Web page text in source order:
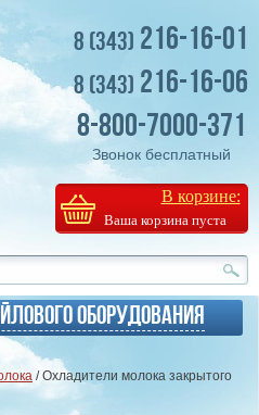
8 (343) 216-16-01
8 (343) 216-16-06
8-800-7000-371
Звонок бесплатный
В корзине:
Ваша корзина пуста
оборудования
/ Охладители молока закрытого